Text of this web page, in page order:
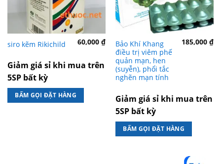
siro kẽm Rikichild 60,000₫
Giảm giá sỉ khi mua trên
5SP bất kỳ
BẤM GỌI ĐẶT HÀNG
Bảo Khí Khang
điều trị viêm phế
quản mạn, hen
(suyễn), phổi tắc
nghẽn mạn tính
185,000₫
Giảm giá sỉ khi mua trên
5SP bất kỳ
BẤM GỌI ĐẶT HÀNG